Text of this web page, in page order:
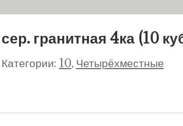
сер. гранитная 4ка (10
Категории: 10, Четырёхместные